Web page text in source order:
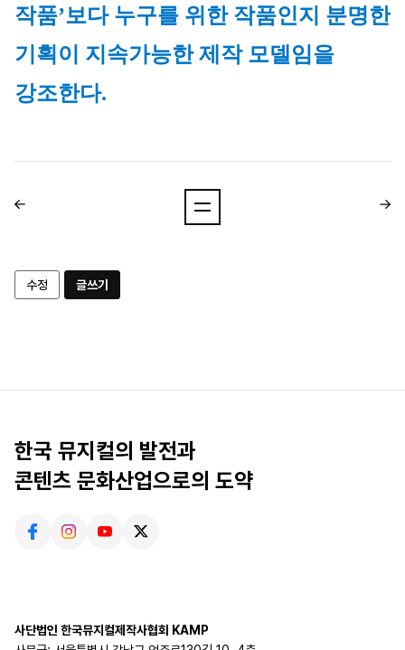
작품’보다 누구를 위한 작품인지 분명한
기획이 지속가능한 제작 모델임을
강조한다.
수정 글쓰기
한국 뮤지컬의 발전과
콘텐츠 문화산업으로의 도약
사단법인 한국뮤지컬제작사협회 KAMP